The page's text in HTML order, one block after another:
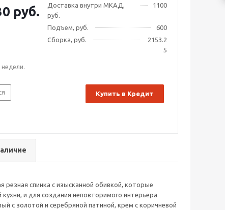
Доставка внутри МКАД,
руб.
1100
Подъем, руб.
600
Сборка, руб.
2153.2
5
руб.
недели.
Купить в Кредит
резная спинка с изысканной обивкой, которые
и для создания неповторимого интерьера
с золотой и серебряной патиной, крем с коричневой